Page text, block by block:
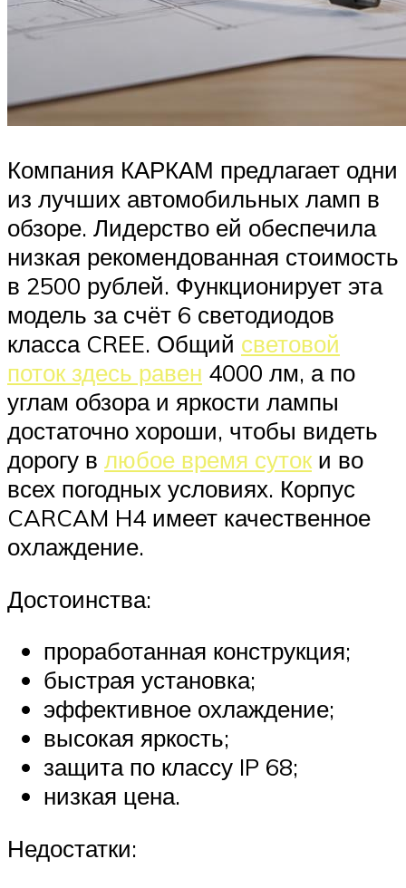
Компания КАРКАМ предлагает одни
из лучших автомобильных ламп в
обзоре. Лидерство ей обеспечила
низкая рекомендованная стоимость
в 2500 рублей. Функционирует эта
модель за счёт 6 светодиодов
класса CREE. Общий световой
поток здесь равен 4000 лм, а по
углам обзора и яркости лампы
достаточно хороши, чтобы видеть
дорогу в любое время суток и во
всех погодных условиях. Корпус
CARCAM H4 имеет качественное
охлаждение.
Достоинства:
проработанная конструкция;
быстрая установка;
эффективное охлаждение;
высокая яркость;
защита по классу IP 68;
низкая цена.
Недостатки: